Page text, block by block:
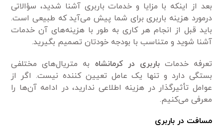
بعد از اینکه با مزایا و خدمات باربری آشنا شدید، سؤالاتی
درمورد هزینه باربری برای شما پیش می‌آید که طبیعی است.
باید قبل از انجام هر کاری به طور با هزینه‌های آن خدمات
آشنا شوید و متناسب با بودجه خودتان تصمیم بگیرید.
تعرفه خدماتباربری در کرمانشاه به متریال‌های مختلفی
بستگی دارد و تنها یک عامل تعیین کننده نیست. اگر از
عوامل تأثیرگذار در هزینه اطلاعی ندارید، در ادامه آن‌ها را
معرفی می‌کنیم.
مسافت در باربری